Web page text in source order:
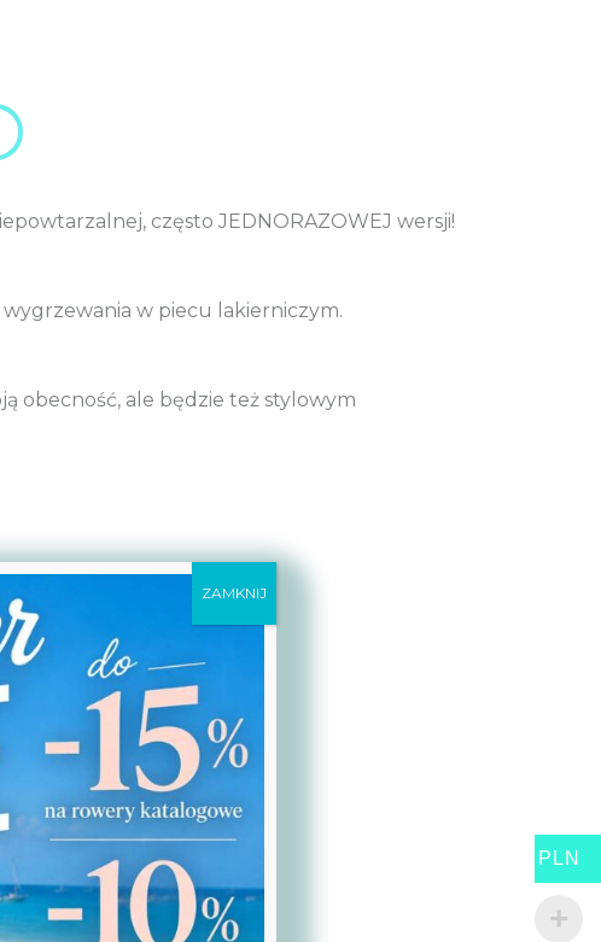
często JEDNORAZOWEJ wersji!
w piecu lakierniczym.
obecność, ale będzie też stylowym
PLN
ZAMKNIJ